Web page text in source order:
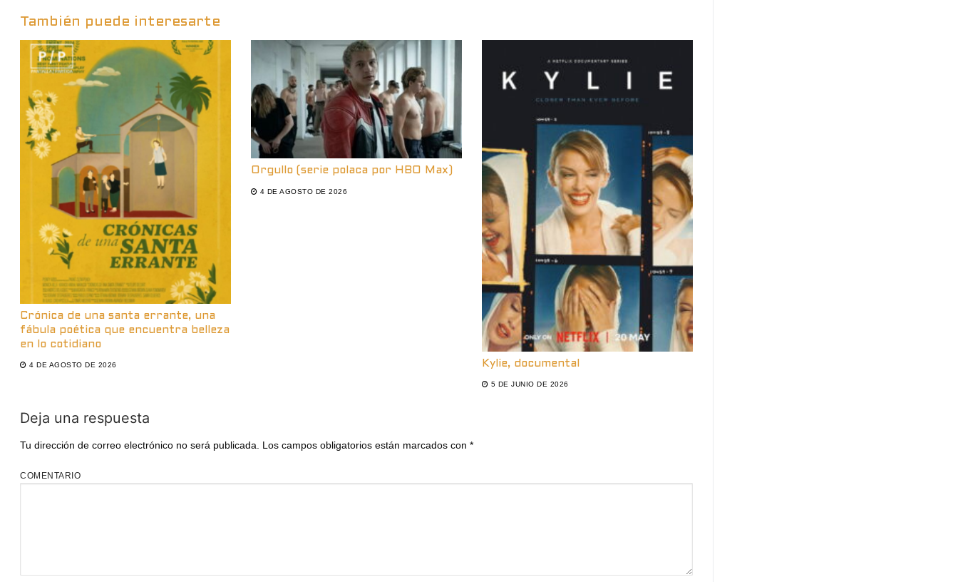
También puede interesarte
Crónica de una santa errante, una
fábula poética que encuentra belleza
en lo cotidiano
4 DE AGOSTO DE 2026
Orgullo (serie polaca por HBO Max)
4 DE AGOSTO DE 2026
Kylie, documental
5 DE JUNIO DE 2026
Deja una respuesta
Tu dirección de correo electrónico no será publicada. Los campos obligatorios están marcados con *
COMENTARIO